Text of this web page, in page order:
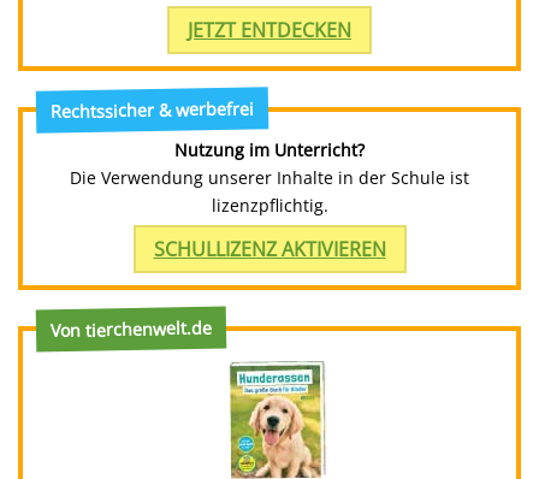
JETZT ENTDECKEN
Rechtssicher & werbefrei
Nutzung im Unterricht?
Die Verwendung unserer Inhalte in der Schule ist
lizenzpflichtig.
SCHULLIZENZ AKTIVIEREN
Von tierchenwelt.de